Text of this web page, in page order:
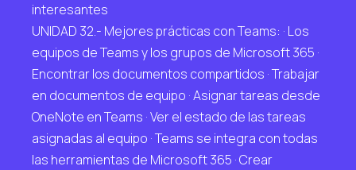
interesantes
UNIDAD 32.- Mejores prácticas con Teams: · Los
equipos de Teams y los grupos de Microsoft 365 ·
Encontrar los documentos compartidos · Trabajar
en documentos de equipo · Asignar tareas desde
OneNote en Teams · Ver el estado de las tareas
asignadas al equipo · Teams se integra con todas
las herramientas de Microsoft 365 · Crear